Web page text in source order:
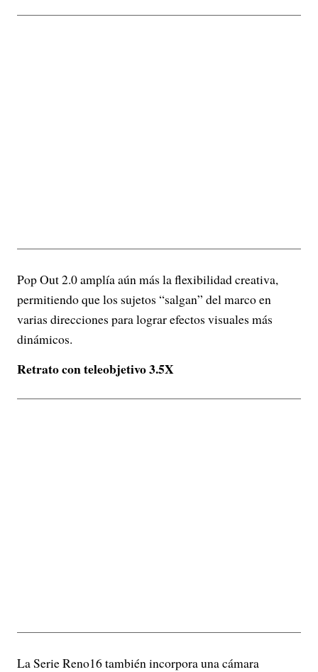
Pop Out 2.0 amplía aún más la flexibilidad creativa,
permitiendo que los sujetos “salgan” del marco en
varias direcciones para lograr efectos visuales más
dinámicos.
Retrato con teleobjetivo 3.5X
La Serie Reno16 también incorpora una cámara